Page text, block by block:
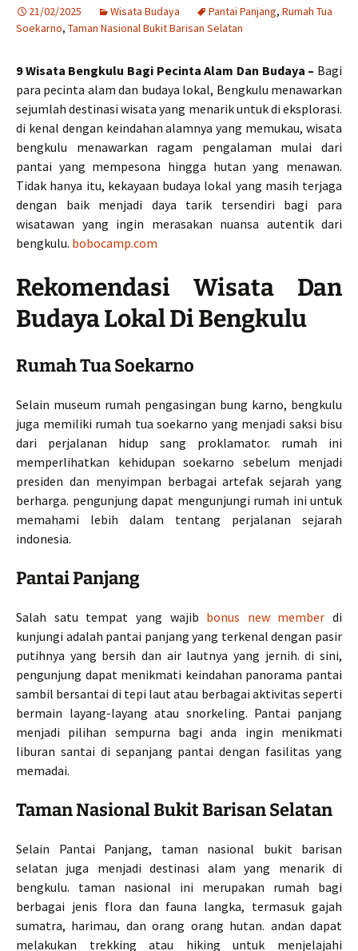
21/02/2025 Wisata Budaya Pantai Panjang, Rumah Tua
Soekarno, Taman Nasional Bukit Barisan Selatan
9 Wisata Bengkulu Bagi Pecinta Alam Dan Budaya – Bagi
para pecinta alam dan budaya lokal, Bengkulu menawarkan
sejumlah destinasi wisata yang menarik untuk di eksplorasi.
di kenal dengan keindahan alamnya yang memukau, wisata
bengkulu menawarkan ragam pengalaman mulai dari
pantai yang mempesona hingga hutan yang menawan.
Tidak hanya itu, kekayaan budaya lokal yang masih terjaga
dengan baik menjadi daya tarik tersendiri bagi para
wisatawan yang ingin merasakan nuansa autentik dari
bengkulu. bobocamp.com
Rekomendasi Wisata Dan
Budaya Lokal Di Bengkulu
Rumah Tua Soekarno
Selain museum rumah pengasingan bung karno, bengkulu
juga memiliki rumah tua soekarno yang menjadi saksi bisu
dari perjalanan hidup sang proklamator. rumah ini
memperlihatkan kehidupan soekarno sebelum menjadi
presiden dan menyimpan berbagai artefak sejarah yang
berharga. pengunjung dapat mengunjungi rumah ini untuk
memahami lebih dalam tentang perjalanan sejarah
indonesia.
Pantai Panjang
Salah satu tempat yang wajib bonus new member di
kunjungi adalah pantai panjang yang terkenal dengan pasir
putihnya yang bersih dan air lautnya yang jernih. di sini,
pengunjung dapat menikmati keindahan panorama pantai
sambil bersantai di tepi laut atau berbagai aktivitas seperti
bermain layang-layang atau snorkeling. Pantai panjang
menjadi pilihan sempurna bagi anda ingin menikmati
liburan santai di sepanjang pantai dengan fasilitas yang
memadai.
Taman Nasional Bukit Barisan Selatan
Selain Pantai Panjang, taman nasional bukit barisan
selatan juga menjadi destinasi alam yang menarik di
bengkulu. taman nasional ini merupakan rumah bagi
berbagai jenis flora dan fauna langka, termasuk gajah
sumatra, harimau, dan orang orang hutan. andan dapat
melakukan trekking atau hiking untuk menjelajahi